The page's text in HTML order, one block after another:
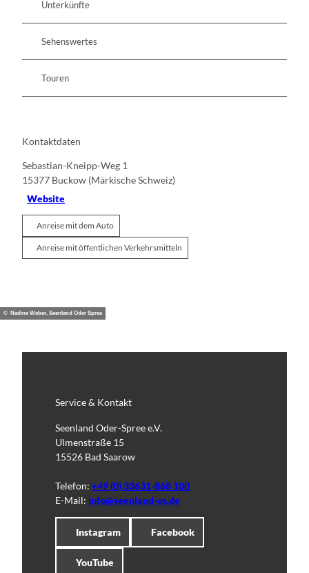
Unterkünfte
Sehenswertes
Touren
Kontaktdaten
Sebastian-Kneipp-Weg 1
15377 Buckow (Märkische Schweiz)
Website
Anreise mit dem Auto
Anreise mit öffentlichen Verkehrsmitteln
© Nadine Weber, Seenland Oder Spree
Service & Kontakt
Seenland Oder-Spree e.V.
Ulmenstraße 15
15526 Bad Saarow
Telefon: +49 (0) 33631-868 100
E-Mail: info@seenland-os.de
Instagram Facebook
YouTube